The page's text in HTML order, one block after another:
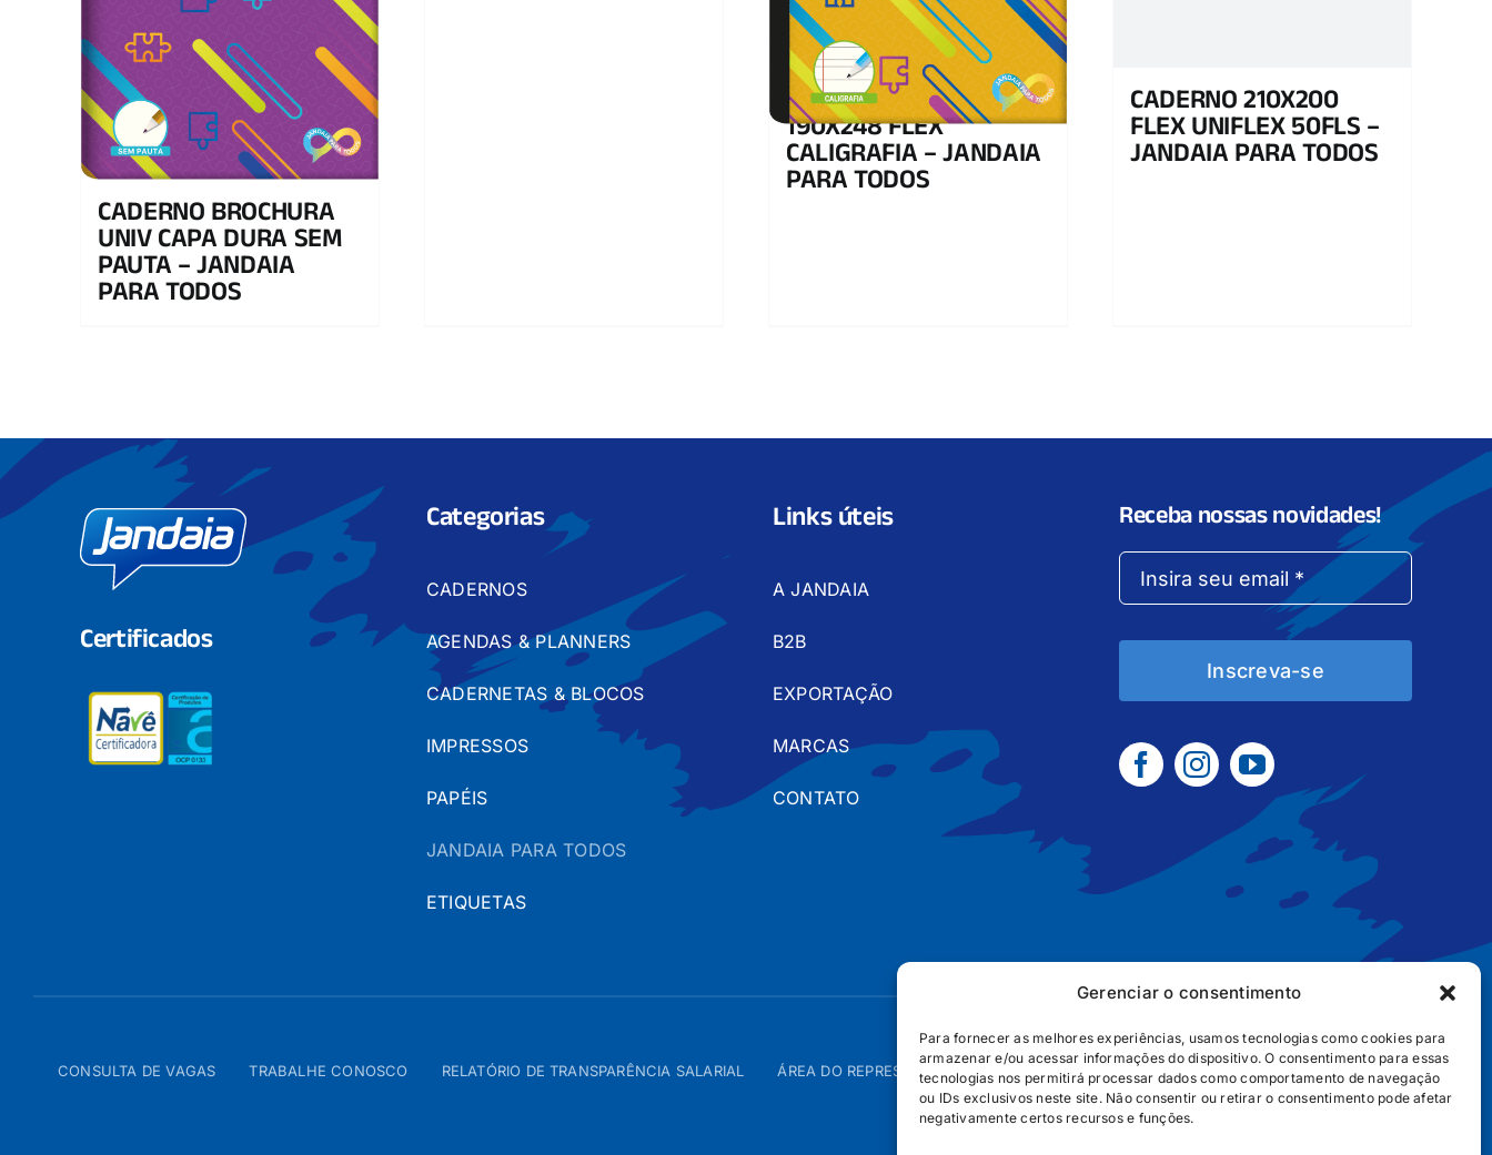
Gerenciar o consentimento
Para fornecer as melhores experiências, usamos tecnologias como cookies para
armazenar e/ou acessar informações do dispositivo. O consentimento para essas
tecnologias nos permitirá processar dados como comportamento de navegação
ou IDs exclusivos neste site. Não consentir ou retirar o consentimento pode afetar
negativamente certos recursos e funções.
CADERNO BROCHURA
UNIV CAPA DURA SEM
PAUTA – JANDAIA
PARA TODOS
CADERNO BROCHURA
190X248 FLEX
CALIGRAFIA – JANDAIA
PARA TODOS
CADERNO 210X200
FLEX UNIFLEX 50FLS –
JANDAIA PARA TODOS
Certificados
Categorias
CADERNOS
AGENDAS & PLANNERS
CADERNETAS & BLOCOS
IMPRESSOS
PAPÉIS
JANDAIA PARA TODOS
ETIQUETAS
Links úteis
A JANDAIA
B2B
EXPORTAÇÃO
MARCAS
CONTATO
Receba nossas novidades!
Inscreva-se
CONSULTA DE VAGAS TRABALHE CONOSCO RELATÓRIO DE TRANSPARÊNCIA SALARIAL ÁREA DO REPRESENTANTE – B2B POLÍTICA DE COOKIES POLÍTICA DE PRIVACIDADE